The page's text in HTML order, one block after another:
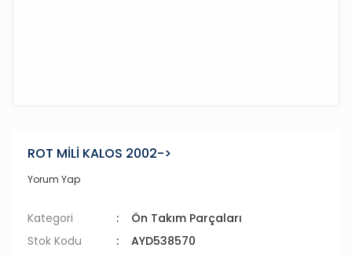
ROT MİLİ KALOS 2002->
Yorum Yap
Kategori
Ön Takım Parçaları
Stok Kodu
AYD538570